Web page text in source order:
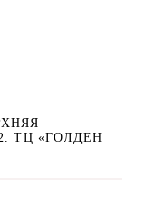
ТЦ «ГОЛДЕН